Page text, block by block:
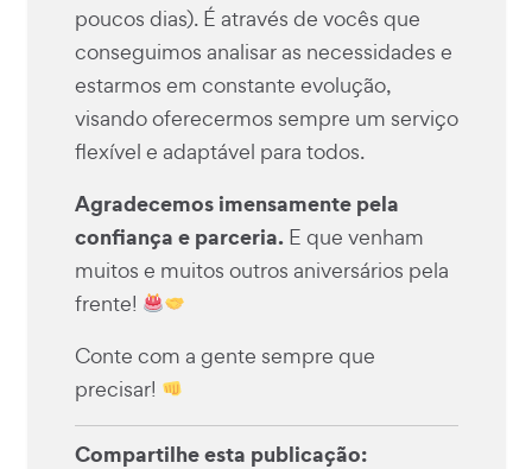
poucos dias). É através de vocês que
conseguimos analisar as necessidades e
estarmos em constante evolução,
visando oferecermos sempre um serviço
flexível e adaptável para todos.
Agradecemos imensamente pela
confiança e parceria.E que venham
muitos e muitos outros aniversários pela
frente!
Conte com a gente sempre que
precisar!
Compartilhe esta publicação: